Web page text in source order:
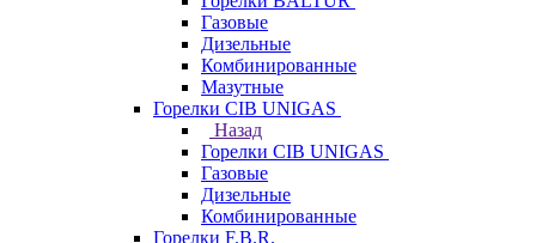
Газовые
Дизельные
Комбинированные
Мазутные
Горелки CIB UNIGAS
Назад
Горелки CIB UNIGAS
Газовые
Дизельные
Комбинированные
Горелки F.B.R.